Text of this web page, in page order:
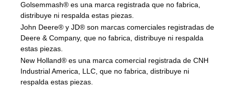
Golsemmash® es una marca registrada que no fabrica,
distribuye ni respalda estas piezas.
John Deere® y JD® son marcas comerciales registradas de
Deere & Company, que no fabrica, distribuye ni respalda
estas piezas.
New Holland® es una marca comercial registrada de CNH
Industrial America, LLC, que no fabrica, distribuye ni
respalda estas piezas.